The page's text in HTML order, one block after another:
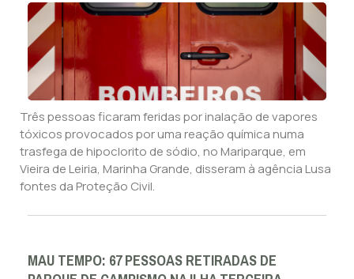
Três pessoas ficaram feridas por inalação de vapores
tóxicos provocados por uma reação química numa
trasfega de hipoclorito de sódio, no Mariparque, em
Vieira de Leiria, Marinha Grande, disseram à agência Lusa
fontes da Proteção Civil.
MAU TEMPO: 67 PESSOAS RETIRADAS DE